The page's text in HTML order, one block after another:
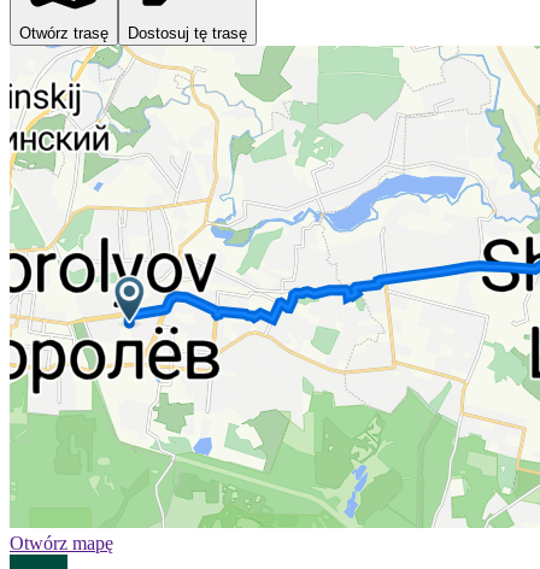
Otwórz trasę Dostosuj tę trasę
Otwórz mapę